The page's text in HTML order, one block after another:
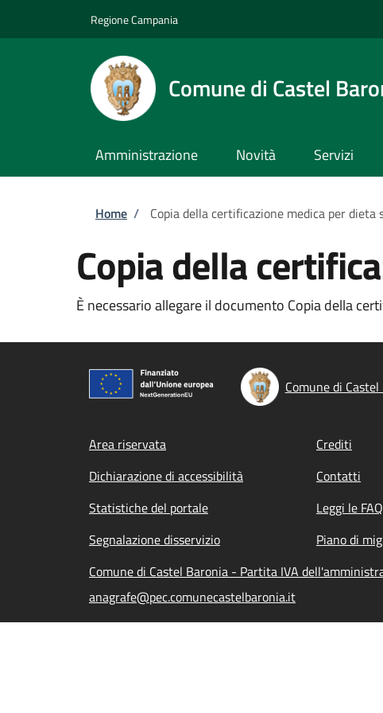
Regione Campania
Comune di Castel
Amministrazione Novità Servizi
Briciole di pane
Home / Copia della certificazione medica per dieta
Copia della
È necessario allegare il documento Copia della
Comune di
Footer menu
Area riservata Crediti
Dichiarazione di accessibilità
Contatti
Statistiche del portale
Leggi le FAQ
Segnalazione disservizio
Piano di
Comune di Castel Baronia - Partita IVA
anagrafe@pec.comunecastelbaronia.it